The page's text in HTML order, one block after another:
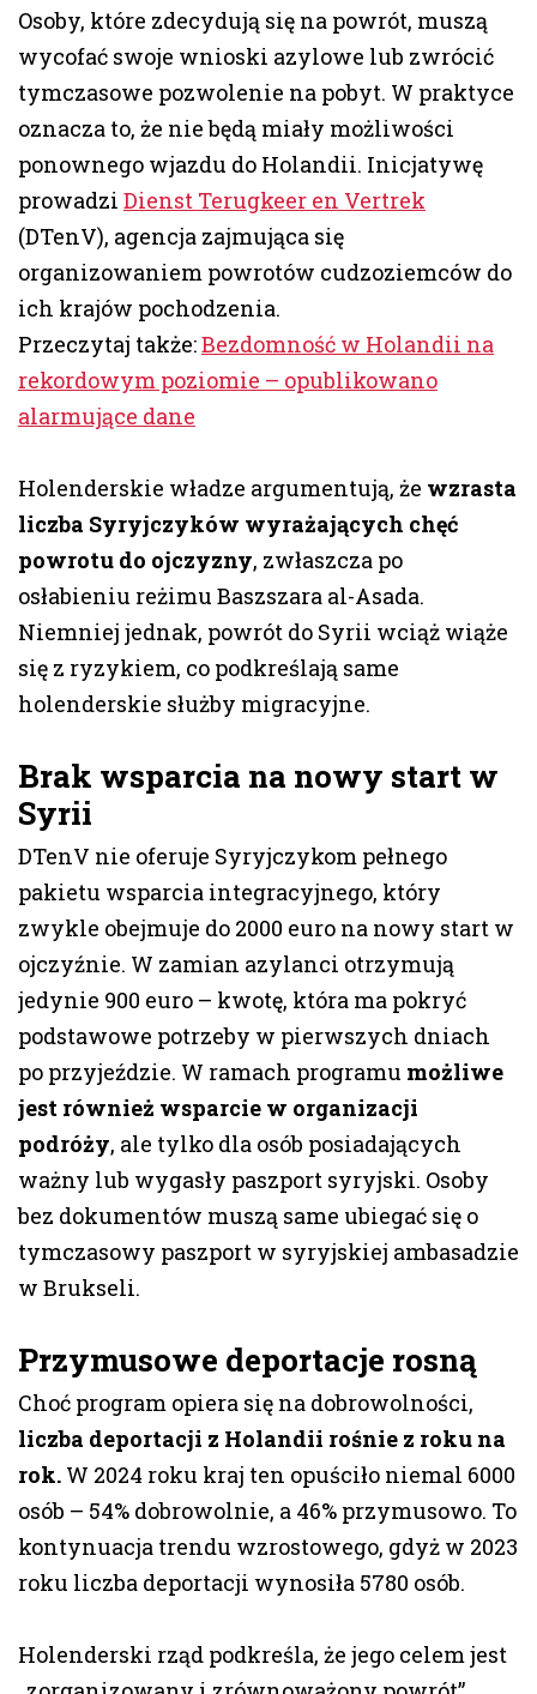
Osoby, które zdecydują się na powrót, muszą
wycofać swoje wnioski azylowe lub zwrócić
tymczasowe pozwolenie na pobyt. W praktyce
oznacza to, że nie będą miały możliwości
ponownego wjazdu do Holandii. Inicjatywę
prowadzi Dienst Terugkeer en Vertrek
(DTenV), agencja zajmująca się
organizowaniem powrotów cudzoziemców do
ich krajów pochodzenia.
Przeczytaj także:Bezdomność w Holandii na
rekordowym poziomie – opublikowano
alarmujące dane
Holenderskie władze argumentują, że wzrasta
liczba Syryjczyków wyrażających chęć
powrotu do ojczyzny, zwłaszcza po
osłabieniu reżimu Baszszara al-Asada.
Niemniej jednak, powrót do Syrii wciąż wiąże
się z ryzykiem, co podkreślają same
holenderskie służby migracyjne.
Brak wsparcia na nowy start w
Syrii
DTenV nie oferuje Syryjczykom pełnego
pakietu wsparcia integracyjnego, który
zwykle obejmuje do 2000 euro na nowy start w
ojczyźnie. W zamian azylanci otrzymują
jedynie 900 euro – kwotę, która ma pokryć
podstawowe potrzeby w pierwszych dniach
po przyjeździe. W ramach programu możliwe
jest również wsparcie w organizacji
podróży, ale tylko dla osób posiadających
ważny lub wygasły paszport syryjski. Osoby
bez dokumentów muszą same ubiegać się o
tymczasowy paszport w syryjskiej ambasadzie
w Brukseli.
Przymusowe deportacje rosną
Choć program opiera się na dobrowolności,
liczba deportacji z Holandii rośnie z roku na
rok. W 2024 roku kraj ten opuściło niemal 6000
osób – 54% dobrowolnie, a 46% przymusowo. To
kontynuacja trendu wzrostowego, gdyż w 2023
roku liczba deportacji wynosiła 5780 osób.
Holenderski rząd podkreśla, że jego celem jest